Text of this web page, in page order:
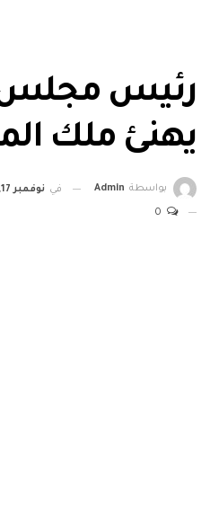
رئيس مجلس
يهنئ ملك
بواسطة Admin في نوفمبر 17, 2024